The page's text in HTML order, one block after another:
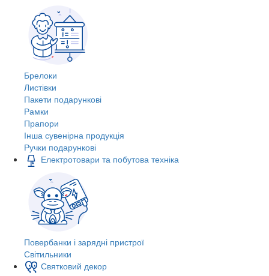
Брелоки
Листівки
Пакети подарункові
Рамки
Прапори
Інша сувенірна продукція
Ручки подарункові
Електротовари та побутова техніка
Повербанки і зарядні пристрої
Світильники
Святковий декор